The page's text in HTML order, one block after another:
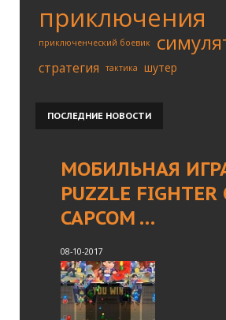
приключения
приключенческий боевик
стратегия тактика шутер
ПОСЛЕДНИЕ НОВОСТИ
МОБИЛЬНАЯ
PUZZLE
CAPCOM …
08-10-2017